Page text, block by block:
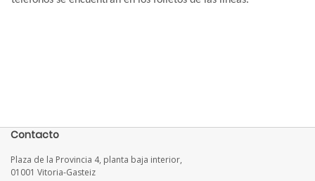
Contacto
Plaza de la Provincia 4, planta baja interior,
01001 Vitoria-Gasteiz